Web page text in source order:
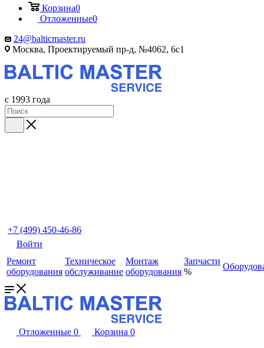
Корзина0
Отложенные0
24@balticmaster.ru
Москва, Проектируемый пр-д, №4062, 6с1
с 1993 года
+7 (499) 450-46-86
Войти
Ремонт
оборудования
Техническое
обслуживание
Монтаж
оборудования
Запчасти
%
Отложенные 0 Корзина 0